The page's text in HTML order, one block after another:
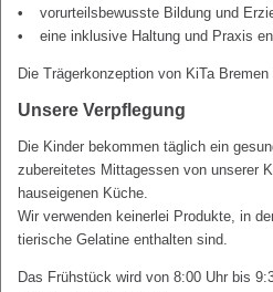
vorurteilsbewusste Bildung und
eine inklusive Haltung und Praxis
Die Trägerkonzeption von KiTa
Unsere Verpflegung
Die Kinder bekommen täglich ein
zubereitetes Mittagessen von unserer
hauseigenen Küche.
Wir verwenden keinerlei Produkte, in
tierische Gelatine enthalten sind.
Das Frühstück wird von 8:00 Uhr bis